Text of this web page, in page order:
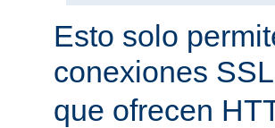
Esto solo
conexiones
que ofrecen